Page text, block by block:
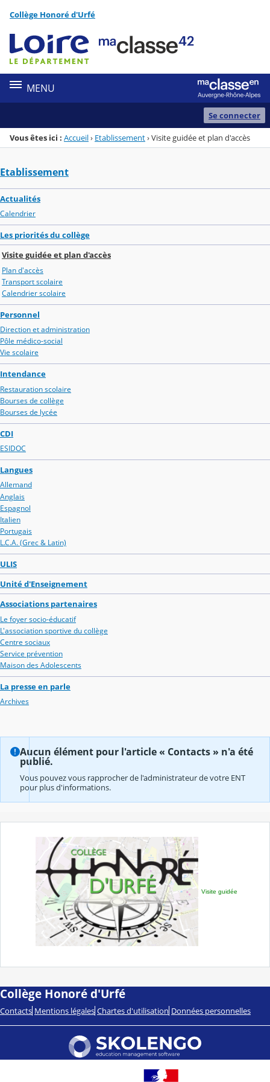
Menu de la rubrique
Contenu
Collège Honoré d'Urfé
MENU
Se connecter
Vous êtes ici : Accueil› Etablissement›Visite guidée et plan d'accès
Etablissement
Actualités
Calendrier
Les priorités du collège
Visite guidée et plan d'accès
Plan d'accès
Transport scolaire
Calendrier scolaire
Personnel
Direction et administration
Pôle médico-social
Vie scolaire
Intendance
Restauration scolaire
Bourses de collège
Bourses de lycée
CDI
ESIDOC
Langues
Allemand
Anglais
Espagnol
Italien
Portugais
L.C.A. (Grec & Latin)
ULIS
Unité d'Enseignement
Associations partenaires
Le foyer socio-éducatif
L'association sportive du collège
Centre sociaux
Service prévention
Maison des Adolescents
La presse en parle
Archives
Aucun élément pour l'article « Contacts » n'a été
publié.
Vous pouvez vous rapprocher de l'administrateur de votre ENT
pour plus d'informations.
Visite guidée
Collège Honoré d'Urfé
Contacts Mentions légales Chartes d'utilisation Données personnelles